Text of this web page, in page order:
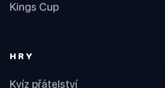
Kings Cup
HRY
Kvíz přátelství